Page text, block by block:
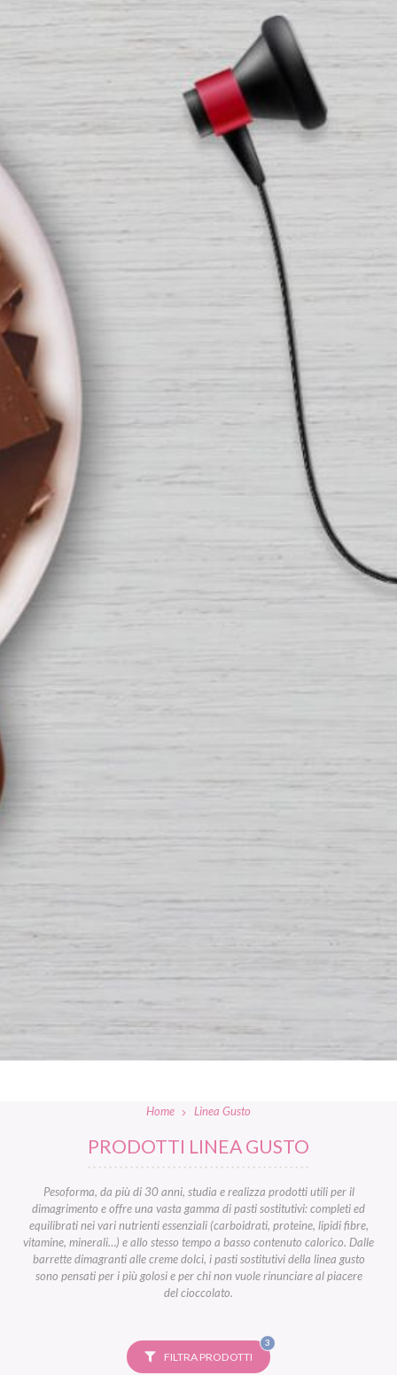
Home Linea Gusto
PRODOTTI LINEA GUSTO
Pesoforma, da più di 30 anni, studia e realizza prodotti utili per il
dimagrimento e offre una vasta gamma di pasti sostitutivi: completi ed
equilibrati nei vari nutrienti essenziali (carboidrati, proteine, lipidi fibre,
vitamine, minerali…) e allo stesso tempo a basso contenuto calorico. Dalle
barrette dimagranti alle creme dolci, i pasti sostitutivi della linea gusto
sono pensati per i più golosi e per chi non vuole rinunciare al piacere
del cioccolato.
FILTRA PRODOTTI
3FILTRI
SELEZIONATI